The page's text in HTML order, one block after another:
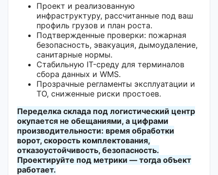
Проект и реализованную
инфраструктуру, рассчитанные под ваш
профиль грузов и план роста.
Подтвержденные проверки: пожарная
безопасность, эвакуация, дымоудаление,
санитарные нормы.
Стабильную IT-среду для терминалов
сбора данных и WMS.
Прозрачные регламенты эксплуатации и
ТО, сниженные риски простоев.
Переделка склада под логистический центр
окупается не обещаниями, а цифрами
производительности: время обработки
ворот, скорость комплектования,
отказоустойчивость, безопасность.
Проектируйте под метрики — тогда объект
работает.